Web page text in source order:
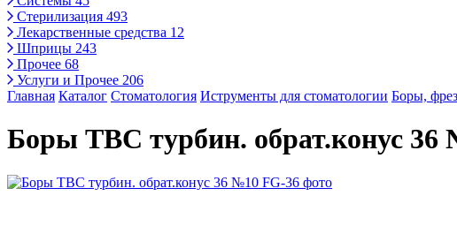
Стерилизация 493
Лекарственные средства 12
Шприцы 243
Прочее 68
Услуги и Прочее 206
Главная Каталог Стоматология Иструменты для стоматологии Боры,
Боры ТВС турбин. обрат.конус 36